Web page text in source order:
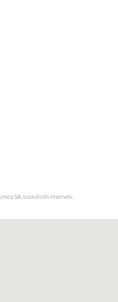
SA, tous droits réservés.